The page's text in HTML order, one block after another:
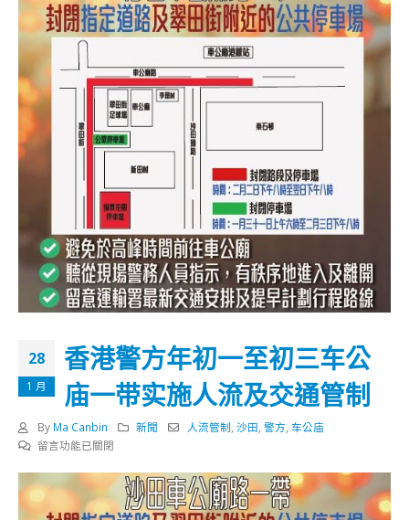
28
1 月
香港警方年初一至初三车公
庙一带实施人流及交通管制
By Ma Canbin 新聞 人流管制 ,沙田 ,警方 ,车公庙
在
港
警
方
留言功能已關閉